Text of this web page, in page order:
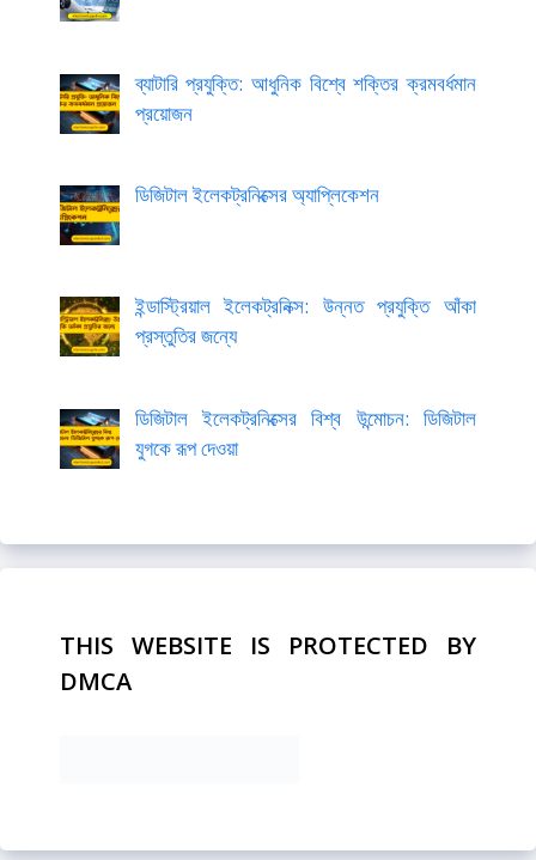
ব্যাটারি প্রযুক্তি: আধুনিক বিশ্বে শক্তির ক্রমবর্ধমান
প্রয়োজন
ডিজিটাল ইলেকট্রনিক্সের অ্যাপ্লিকেশন
ইন্ডাস্ট্রিয়াল ইলেকট্রনিক্স: উন্নত প্রযুক্তি আঁকা
প্রস্তুতির জন্যে
ডিজিটাল ইলেকট্রনিক্সের বিশ্ব উন্মোচন: ডিজিটাল
যুগকে রূপ দেওয়া
THIS WEBSITE IS PROTECTED BY
DMCA